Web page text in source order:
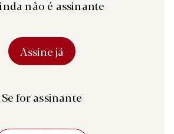
não é assinante
Assine já
Se for assinante